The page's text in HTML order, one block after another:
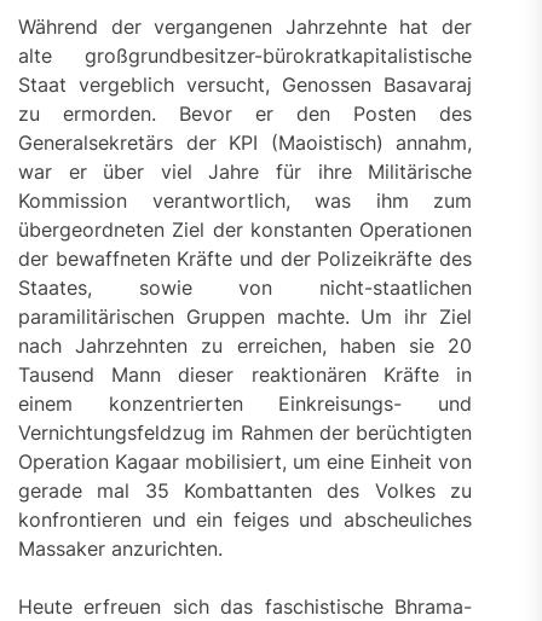
Während der vergangenen Jahrzehnte hat der
alte großgrundbesitzer-bürokratkapitalistische
Staat vergeblich versucht, Genossen Basavaraj
zu ermorden. Bevor er den Posten des
Generalsekretärs der KPI (Maoistisch) annahm,
war er über viel Jahre für ihre Militärische
Kommission verantwortlich, was ihm zum
übergeordneten Ziel der konstanten Operationen
der bewaffneten Kräfte und der Polizeikräfte des
Staates, sowie von nicht-staatlichen
paramilitärischen Gruppen machte. Um ihr Ziel
nach Jahrzehnten zu erreichen, haben sie 20
Tausend Mann dieser reaktionären Kräfte in
einem konzentrierten Einkreisungs- und
Vernichtungsfeldzug im Rahmen der berüchtigten
Operation Kagaar mobilisiert, um eine Einheit von
gerade mal 35 Kombattanten des Volkes zu
konfrontieren und ein feiges und abscheuliches
Massaker anzurichten.
Heute erfreuen sich das faschistische Bhrama-